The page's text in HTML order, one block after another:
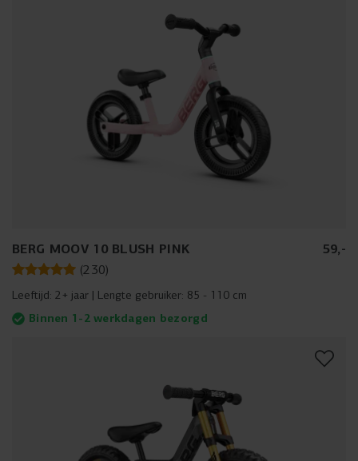
BERG MOOV 10 BLUSH PINK 59,-
(230)
Leeftijd: 2+ jaar Lengte gebruiker: 85 - 110 cm
Binnen 1-2 werkdagen bezorgd